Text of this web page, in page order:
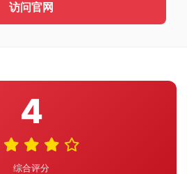
访问官网
4
综合评分